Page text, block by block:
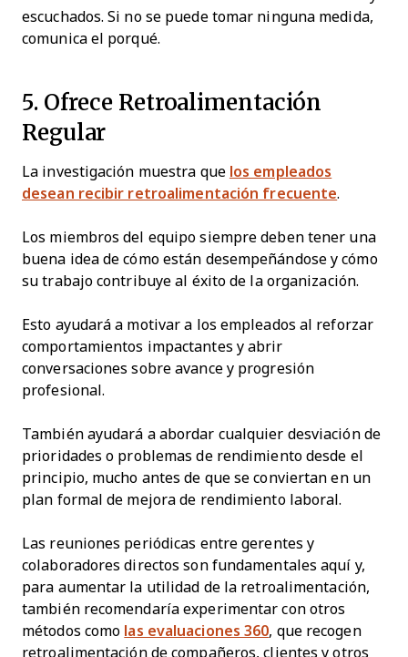
escuchados. Si no se puede tomar ninguna medida,
comunica el porqué.
5. Ofrece Retroalimentación
Regular
La investigación muestra que los empleados
desean recibir retroalimentación frecuente.
Los miembros del equipo siempre deben tener una
buena idea de cómo están desempeñándose y cómo
su trabajo contribuye al éxito de la organización.
Esto ayudará a motivar a los empleados al reforzar
comportamientos impactantes y abrir
conversaciones sobre avance y progresión
profesional.
También ayudará a abordar cualquier desviación de
prioridades o problemas de rendimiento desde el
principio, mucho antes de que se conviertan en un
plan formal de mejora de rendimiento laboral.
Las reuniones periódicas entre gerentes y
colaboradores directos son fundamentales aquí y,
para aumentar la utilidad de la retroalimentación,
también recomendaría experimentar con otros
métodos como las evaluaciones 360, que recogen
retroalimentación de compañeros, clientes y otros